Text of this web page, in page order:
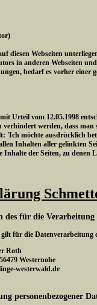
diesen Webseiten
in anderen Webseiten
bedarf es vorher einer
Urteil vom 12.05.1998
werden, dass
'Ich möchte ausdrücklich
Inhalten aller gelinkten
der Seiten, zu denen
des für die
für die Datenverarbeitung
Roth
Westernohe
westerwald.de
personenbezogener